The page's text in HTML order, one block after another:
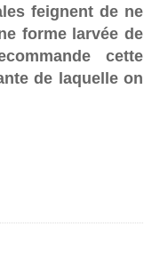
feignent de ne
forme larvée de
cette
de laquelle on